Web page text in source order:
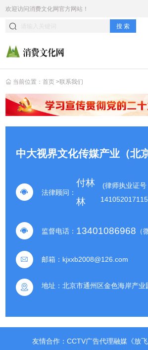
欢迎访问消费文化网官方网站！
搜 索
当前位置： 首页 >联系我们
中大视界文化传媒产业（北
法律顾问：
付林
林
(律师执业证号
监督电话： 13401086968 （
邮箱： kjxxb2008@126.com
地址： 北京市通州区金色海岸产业
友情合作：CCTV广告代理融媒《放